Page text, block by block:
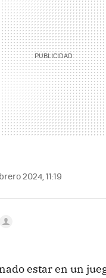
2024, 11:19
estar en un